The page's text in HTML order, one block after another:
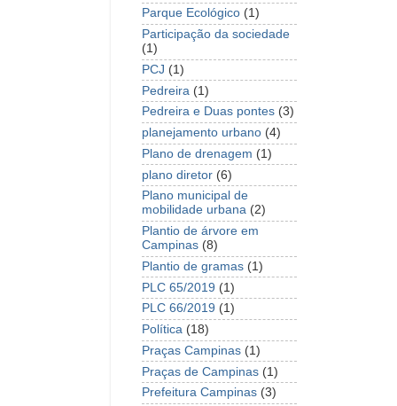
Parque Ecológico (1)
Participação da sociedade
(1)
PCJ (1)
Pedreira (1)
Pedreira e Duas pontes (3)
planejamento urbano (4)
Plano de drenagem (1)
plano diretor (6)
Plano municipal de
mobilidade urbana (2)
Plantio de árvore em
Campinas (8)
Plantio de gramas (1)
PLC 65/2019 (1)
PLC 66/2019 (1)
Política (18)
Praças Campinas (1)
Praças de Campinas (1)
Prefeitura Campinas (3)